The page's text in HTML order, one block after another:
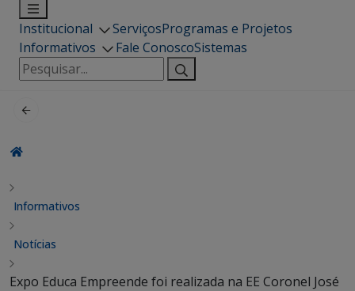
Institucional ServiçosProgramas e Projetos
Informativos
Fale ConoscoSistemas
Pesquisar
por:
Informativos
Notícias
Expo Educa Empreende foi realizada na EE Coronel José